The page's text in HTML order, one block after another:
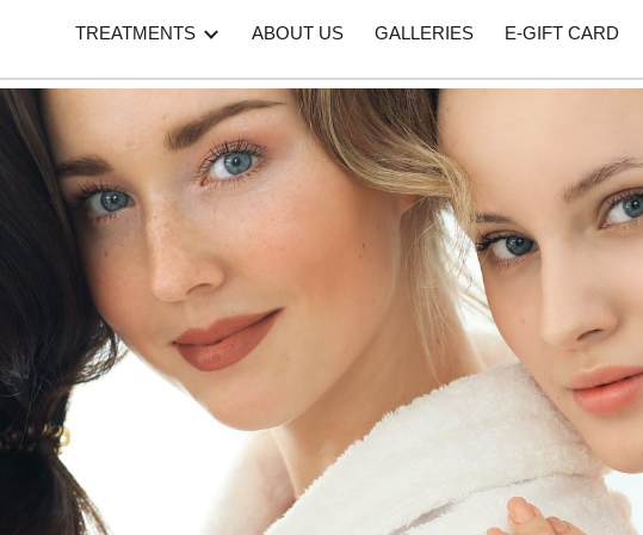
to main content Skip to navigation
TREATMENTS ABOUT US GALLERIES E-GIFT CARD